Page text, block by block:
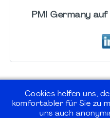
PMI Germany
Cookies helfen uns,
komfortabler für Sie zu
uns auch